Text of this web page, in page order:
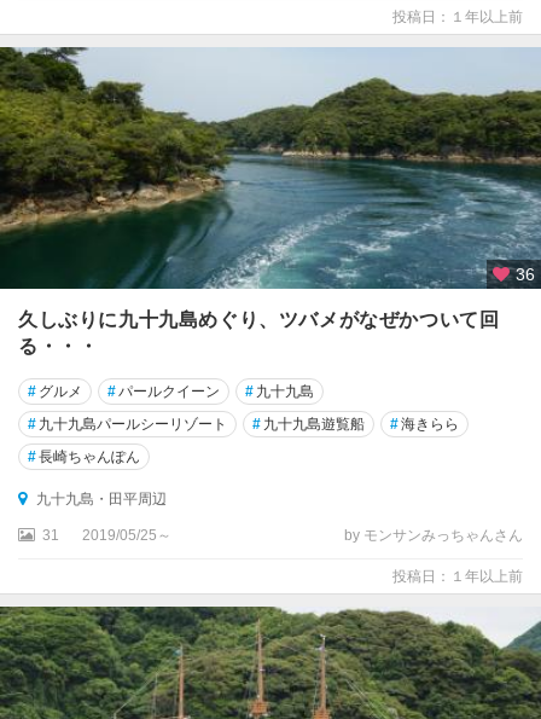
保
平
戸
・
生
月
島
ス
テ
ン
ボ
ス
周
九
島
・
田
平
周
投稿日：１年以上前
36
久しぶりに九十九島めぐり、ツバメがなぜかついて回
る・・・
# グルメ #パールクイーン # 九十九島
# 九十九島パールシーリゾート # 九十九島遊覧船 #海きらら
#長崎ちゃんぽん
九十九島・田平周辺
31 2019/05/25～ by モンサンみっちゃんさん
投稿日：１年以上前